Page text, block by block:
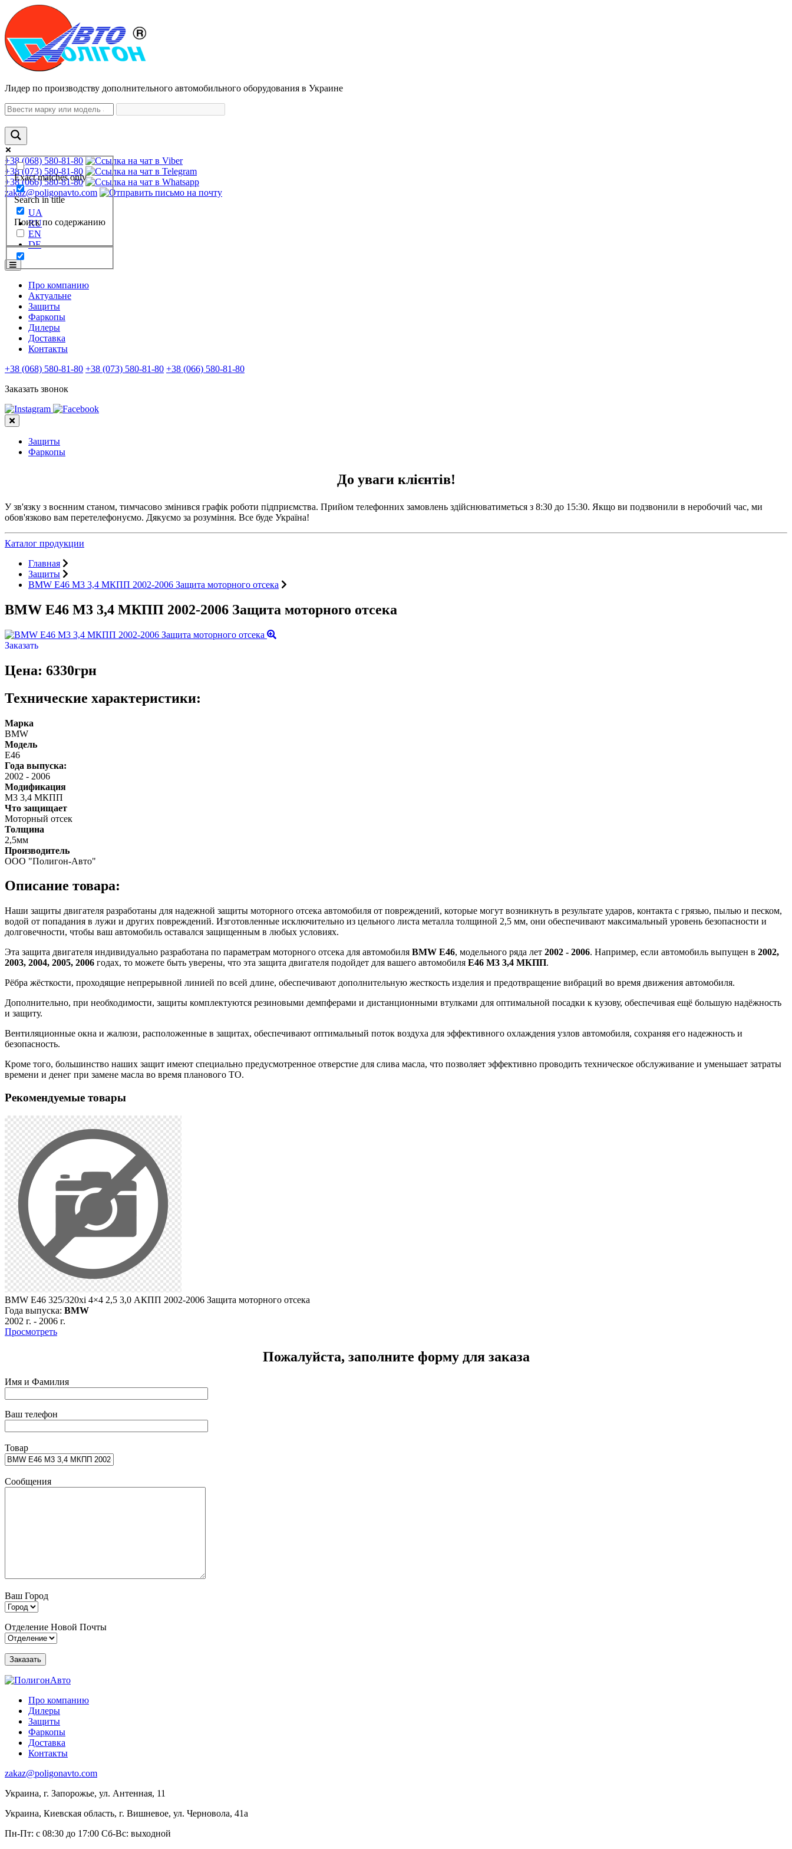
Лидер по производству дополнительного автомобильного оборудования в Украине
Exact matches only
Search in title
Поиск по содержанию
+38 (068) 580-81-80
+38 (073) 580-81-80
+38 (066) 580-81-80
zakaz@poligonavto.com
UA
RU
EN
DE
Про компанию
Актуальне
Защиты
Фаркопы
Дилеры
Доставка
Контакты
+38 (068) 580-81-80 +38 (073) 580-81-80 +38 (066) 580-81-80
Заказать звонок
Защиты
Фаркопы
До уваги клієнтів!
У зв'язку з воєнним станом, тимчасово змінився графік роботи підприємства. Прийом телефонних замовлень здійснюватиметься з 8:30 до 15:30. Якщо ви подзвонили в неробочий час, ми
обов'язково вам перетелефонуємо. Дякуємо за розуміння. Все буде Україна!
Каталог продукции
Главная
Защиты
BMW E46 M3 3,4 МКПП 2002-2006 Защита моторного отсека
BMW E46 M3 3,4 МКПП 2002-2006 Защита моторного отсека
Заказать
Цена: 6330грн
Технические характеристики:
Марка
BMW
Модель
E46
Года выпуска:
2002 - 2006
Модификация
M3 3,4 МКПП
Что защищает
Моторный отсек
Толщина
2,5мм
Производитель
ООО "Полигон-Авто"
Описание товара:
Наши защиты двигателя разработаны для надежной защиты моторного отсека автомобиля от повреждений, которые могут возникнуть в результате ударов, контакта с грязью, пылью и песком,
водой от попадания в лужи и других повреждений. Изготовленные исключительно из цельного листа металла толщиной 2,5 мм, они обеспечивают максимальный уровень безопасности и
долговечности, чтобы ваш автомобиль оставался защищенным в любых условиях.
Эта защита двигателя индивидуально разработана по параметрам моторного отсека для автомобиля BMW E46, модельного ряда лет 2002 - 2006. Например, если автомобиль выпущен в 2002,
2003, 2004, 2005, 2006 годах, то можете быть уверены, что эта защита двигателя подойдет для вашего автомобиля E46 M3 3,4 МКПП.
Рёбра жёсткости, проходящие непрерывной линией по всей длине, обеспечивают дополнительную жесткость изделия и предотвращение вибраций во время движения автомобиля.
Дополнительно, при необходимости, защиты комплектуются резиновыми демпферами и дистанционными втулками для оптимальной посадки к кузову, обеспечивая ещё большую надёжность
и защиту.
Вентиляционные окна и жалюзи, расположенные в защитах, обеспечивают оптимальный поток воздуха для эффективного охлаждения узлов автомобиля, сохраняя его надежность и
безопасность.
Кроме того, большинство наших защит имеют специально предусмотренное отверстие для слива масла, что позволяет эффективно проводить техническое обслуживание и уменьшает затраты
времени и денег при замене масла во время планового ТО.
Рекомендуемые товары
BMW E46 325/320хi 4×4 2,5 3,0 АКПП 2002-2006 Защита моторного отсека
Года выпуска: BMW
2002 г. - 2006 г.
Просмотреть
Пожалуйста, заполните форму для заказа
Имя и Фамилия
Ваш телефон
Товар
Сообщения
Ваш Город
Отделение Новой Почты
Про компанию
Дилеры
Защиты
Фаркопы
Доставка
Контакты
zakaz@poligonavto.com
Украина, г. Запорожье, ул. Антенная, 11
Украина, Киевская область, г. Вишневое, ул. Черновола, 41а
Пн-Пт: с 08:30 до 17:00 Сб-Вс: выходной